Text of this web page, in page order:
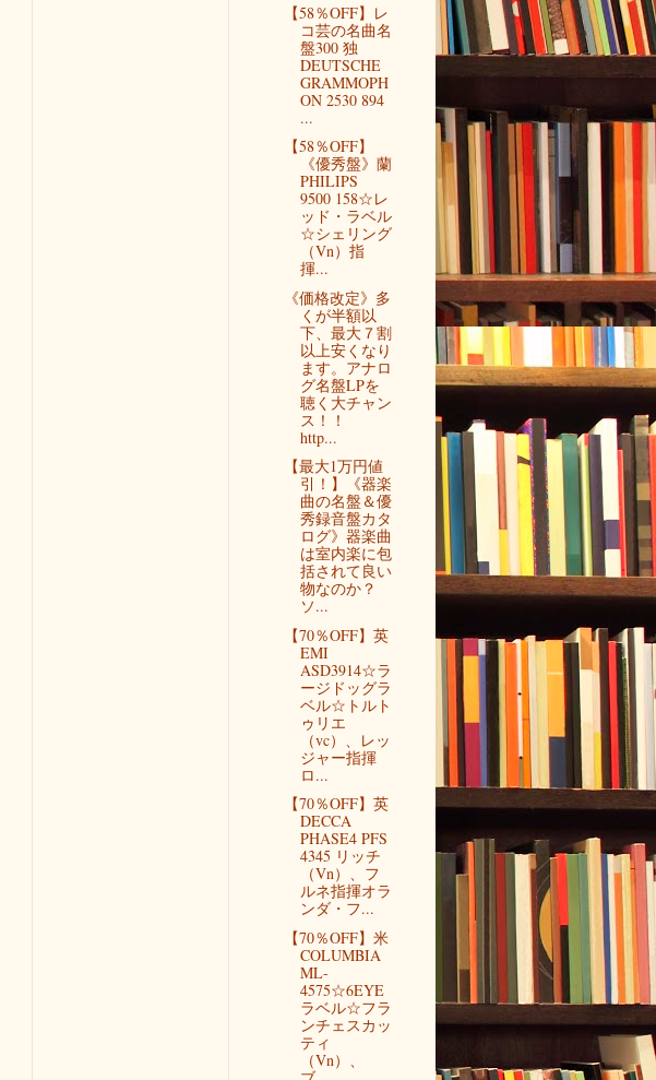
【58％OFF】レ
コ芸の名曲名
盤300 独
DEUTSCHE
GRAMMOPH
ON 2530 894
...
【58％OFF】
《優秀盤》蘭
PHILIPS
9500 158☆レ
ッド・ラベル
☆シェリング
（Vn）指
揮...
《価格改定》多
くが半額以
下、最大７割
以上安くなり
ます。アナロ
グ名盤LPを
聴く大チャン
ス！！
http...
【最大1万円値
引！】《器楽
曲の名盤＆優
秀録音盤カタ
ログ》器楽曲
は室内楽に包
括されて良い
物なのか？
ソ...
【70％OFF】英
EMI
ASD3914☆ラ
ージドッグラ
ベル☆トルト
ゥリエ
（vc）、レッ
ジャー指揮
ロ...
【70％OFF】英
DECCA
PHASE4 PFS
4345 リッチ
（Vn）、フ
ルネ指揮オラ
ンダ・フ...
【70％OFF】米
COLUMBIA
ML-
4575☆6EYE
ラベル☆フラ
ンチェスカッ
ティ
（Vn）、